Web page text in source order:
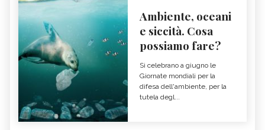
Ambiente, oceani
e siccità. Cosa
possiamo fare?
Si celebrano a giugno le
Giornate mondiali per la
difesa dell'ambiente, per la
tutela degl...